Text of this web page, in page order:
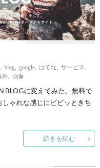
ト
散
歩
の
ブ
グ
つ
い
blog google はてな サービス
外 画像
BLOGに変えてみた。無料で
ゃれな感じにビビッときち
続きを読む